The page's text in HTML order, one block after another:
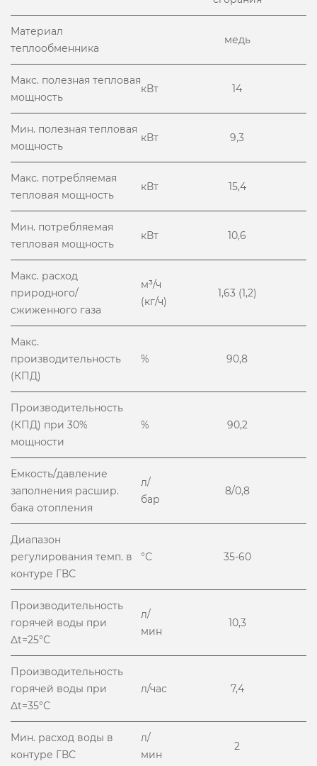
Материал
теплообменника
медь
Макс. полезная тепловая
мощность
кВт 14
Мин. полезная тепловая
мощность
кВт 9,3
Макс. потребляемая
тепловая мощность
кВт 15,4
Мин. потребляемая
тепловая мощность
кВт 10,6
Макс. расход
природного/
сжиженного газа
м³/ч
(кг/ч)
1,63 (1,2)
Макс.
производительность
(КПД)
% 90,8
Производительность
(КПД) при 30%
мощности
% 90,2
Емкость/давление
заполнения расшир.
бака отопления
л/
бар
8/0,8
Диапазон
регулирования темп. в
контуре ГВС
°С 35-60
Производительность
горячей воды при
Δt=25°С
л/
мин
10,3
Производительность
горячей воды при
Δt=35°С
л/час 7,4
Мин. расход воды в
контуре ГВС
л/
мин
2